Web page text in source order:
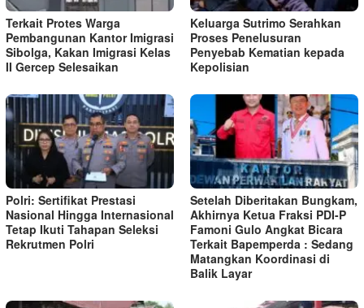
Terkait Protes Warga
Pembangunan Kantor Imigrasi
Sibolga, Kakan Imigrasi Kelas
II Gercep Selesaikan
Keluarga Sutrimo Serahkan
Proses Penelusuran
Penyebab Kematian kepada
Kepolisian
Polri: Sertifikat Prestasi
Nasional Hingga Internasional
Tetap Ikuti Tahapan Seleksi
Rekrutmen Polri
Setelah Diberitakan Bungkam,
Akhirnya Ketua Fraksi PDI-P
Famoni Gulo Angkat Bicara
Terkait Bapemperda : Sedang
Matangkan Koordinasi di
Balik Layar